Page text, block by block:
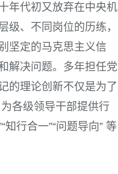
年代初又放弃在中央机
级、不同岗位的历练，
坚定的马克思主义信
解决问题。多年担任党
的理论创新不仅是为了
各级领导干部提供行
行合一”“问题导向” 等